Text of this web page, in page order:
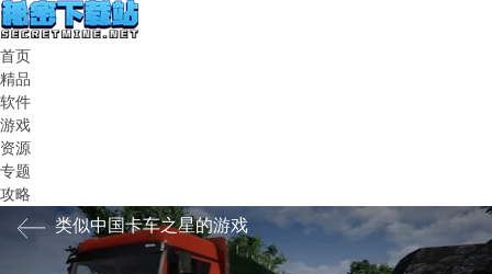
首页
精品
软件
游戏
资源
专题
攻略
类似中国卡车之星的游戏